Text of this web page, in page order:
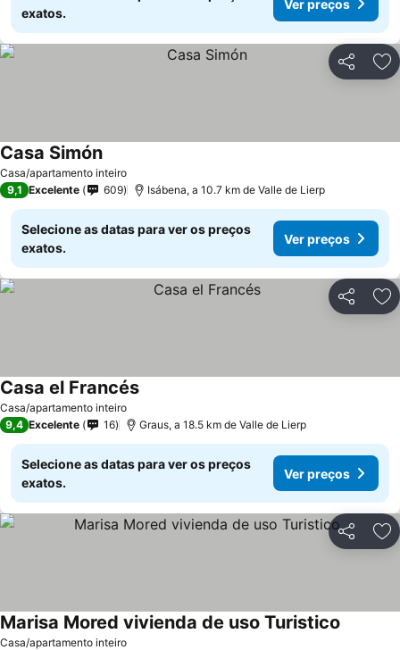
exatos.
Ver preços
Partilhar
Casa/apartamento inteiro
Casa Simón
9,1 Excelente 609 Isábena, a 10.7 km de Valle de Lierp
Selecione as datas para ver os preços
exatos.
Ver preços
Partilhar
Casa/apartamento inteiro
Casa el Francés
9,4 Excelente 16 Graus, a 18.5 km de Valle de Lierp
Selecione as datas para ver os preços
exatos.
Ver preços
Partilhar
Casa/apartamento inteiro
Marisa Mored vivienda de uso Turistico